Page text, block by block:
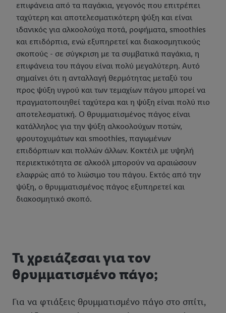
επιφάνεια από τα παγάκια, γεγονός που επιτρέπει
ταχύτερη και αποτελεσματικότερη ψύξη και είναι
ιδανικός για αλκοολούχα ποτά, ροφήματα, smoothies
και επιδόρπια, ενώ εξυπηρετεί και διακοσμητικούς
σκοπούς - σε σύγκριση με τα συμβατικά παγάκια, η
επιφάνεια του πάγου είναι πολύ μεγαλύτερη. Αυτό
σημαίνει ότι η ανταλλαγή θερμότητας μεταξύ του
προς ψύξη υγρού και των τεμαχίων πάγου μπορεί να
πραγματοποιηθεί ταχύτερα και η ψύξη είναι πολύ πιο
αποτελεσματική. Ο θρυμματισμένος πάγος είναι
κατάλληλος για την ψύξη αλκοολούχων ποτών,
φρουτοχυμάτων και smoothies, παγωμένων
επιδόρπιων και πολλών άλλων. Κοκτέιλ με υψηλή
περιεκτικότητα σε αλκοόλ μπορούν να αραιώσουν
ελαφρώς από το λιώσιμο του πάγου. Εκτός από την
ψύξη, ο θρυμματισμένος πάγος εξυπηρετεί και
διακοσμητικό σκοπό.
Τι χρειάζεσαι για τον
θρυμματισμένο πάγο;
Για να φτιάξεις θρυμματισμένο πάγο στο σπίτι,